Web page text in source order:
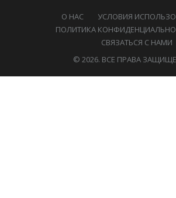
О НАС
УСЛОВИЯ
ПОЛИТИКА
СВЯЗАТЬСЯ С НАМИ
© 2026. ВСЕ ПРАВА